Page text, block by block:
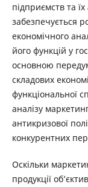
підприємств та
забезпечується
економічного
його функцій у
основною
складових
функціональної
аналізу
антикризової
конкурентних
Оскільки
продукції